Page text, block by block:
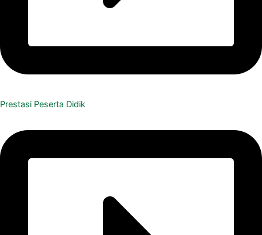
Prestasi Peserta Didik